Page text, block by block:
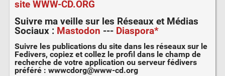
site WWW-CD.ORG
Suivre ma veille sur les Réseaux et Médias
Sociaux: Mastodon --- Diaspora*
Suivre les publications du site dans les réseaux sur le
Fedivers, copiez et collez le profil dans le champ de
recherche de votre application ou serveur fédivers
préféré : wwwcdorg@www-cd.org